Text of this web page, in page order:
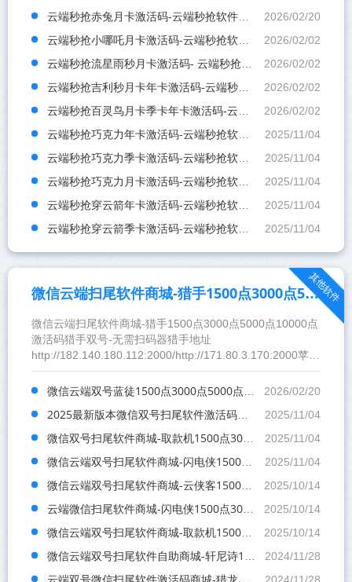
2026/02/20
云端秒抢赤兔月卡激活码-云端秒抢软件激活码商城
2026/02/02
云端秒抢小哪吒月卡激活码-云端秒抢软件批发代理平台
2026/02/02
云端秒抢流星雨秒月卡激活码- 云端秒抢软件发卡网
2026/02/02
云端秒抢吉利秒月卡年卡激活码-云端秒抢软件商城地址
2026/02/02
云端秒抢百灵鸟月卡季卡年卡激活码-云端秒抢软件激活码商城
2025/11/04
云端秒抢巧克力年卡激活码-云端秒抢软件激活码商城
2025/11/04
云端秒抢巧克力季卡激活码-云端秒抢软件激活码商城
2025/11/04
云端秒抢巧克力月卡激活码-云端秒抢软件激活码商城
2025/11/04
云端秒抢穿云箭年卡激活码-云端秒抢软件发卡网
2025/11/04
云端秒抢穿云箭季卡激活码-云端秒抢软件发卡网
其他软件
微信云端扫尾软件商城-猎手1500点3000点5000点10000点激活码
微信云端扫尾软件商城-猎手1500点3000点5000点10000点
激活码猎手双号-无需扫码器猎手地址
http://182.140.180.112:2000/http://171.80.3.170:2000苹果
扫码器： ios.55xiaoyu.cn安卓扫码器在激活码首页点击下载
=====新手用户建议观看
2026/02/20
微信云端双号蓝徒1500点3000点5000点10000点激活码-微信云端扫尾软件商城
2025/11/04
2025最新版本微信双号扫尾软件激活码商城-天使1500点3000点5000点10000点激活码卡密
2025/11/04
微信双号扫尾软件商城-取款机1500点3000点5000点10000点激活码
2025/11/04
微信云端双号扫尾软件商城-闪电侠1500点3000点5000点10000点激活码
2025/10/14
微信云端双号扫尾软件商城-云侠客1500点3000点5000点10000点激活码
2025/10/14
云端微信扫尾软件商城-闪电侠1500点3000点5000点10000点激活码
2025/10/14
微信云端双号扫尾软件商城-取款机1500点3000点5000点10000点激活码
2024/11/28
微信云端双号扫尾软件自助商城-轩尼诗1500点3000点5000点10000点激活码